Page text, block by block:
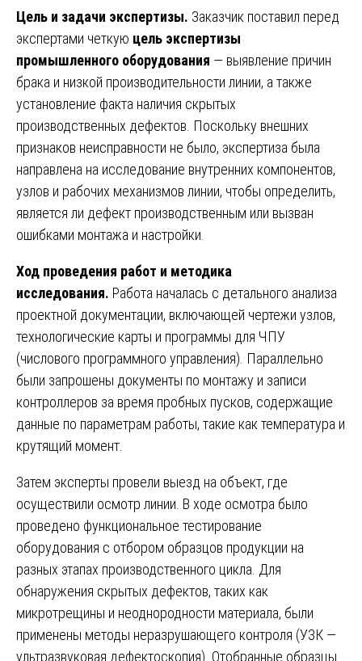
Цель и задачи экспертизы. Заказчик поставил перед
экспертами четкую цель экспертизы
промышленного оборудования — выявление причин
брака и низкой производительности линии, а также
установление факта наличия скрытых
производственных дефектов. Поскольку внешних
признаков неисправности не было, экспертиза была
направлена на исследование внутренних компонентов,
узлов и рабочих механизмов линии, чтобы определить,
является ли дефект производственным или вызван
ошибками монтажа и настройки.
Ход проведения работ и методика
исследования. Работа началась с детального анализа
проектной документации, включающей чертежи узлов,
технологические карты и программы для ЧПУ
(числового программного управления). Параллельно
были запрошены документы по монтажу и записи
контроллеров за время пробных пусков, содержащие
данные по параметрам работы, такие как температура и
крутящий момент.
Затем эксперты провели выезд на объект, где
осуществили осмотр линии. В ходе осмотра было
проведено функциональное тестирование
оборудования с отбором образцов продукции на
разных этапах производственного цикла. Для
обнаружения скрытых дефектов, таких как
микротрещины и неоднородности материала, были
применены методы неразрушающего контроля (УЗК —
ультразвуковая дефектоскопия). Отобранные образцы